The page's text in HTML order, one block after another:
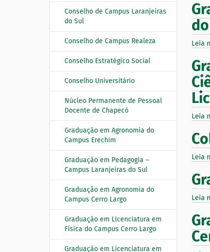
Conselho de Campus Laranjeiras
do Sul
Conselho de Campus Realeza
Conselho Estratégico Social
Conselho Universitário
Núcleo Permanente de Pessoal
Docente de Chapecó
Graduação em Agronomia do
Campus Erechim
Graduação em Pedagogia –
Campus Laranjeiras do Sul
Graduação em Agronomia do
Campus Cerro Largo
Graduação em Licenciatura em
Física do Campus Cerro Largo
Graduação em Licenciatura em
Leia
Leia
Leia
Leia